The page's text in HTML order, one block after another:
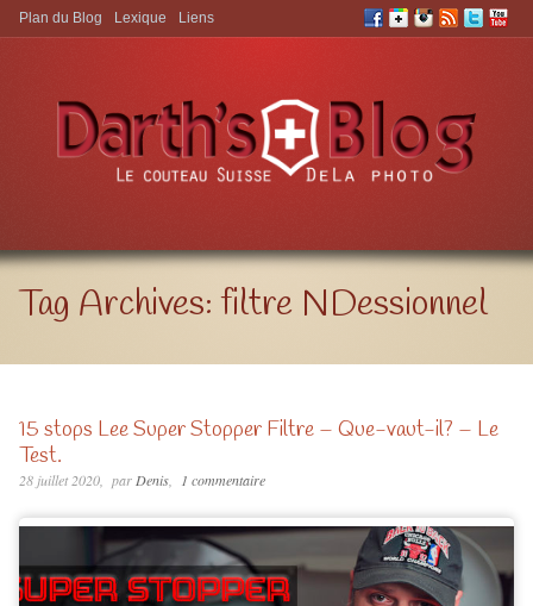
Aller à:
Plan du Blog Lexique Liens
Tag Archives:filtre NDessionnel
15 stops Lee Super Stopper Filtre – Que-vaut-il? – Le
Test.
28 juillet 2020 parDenis 1 commentaire